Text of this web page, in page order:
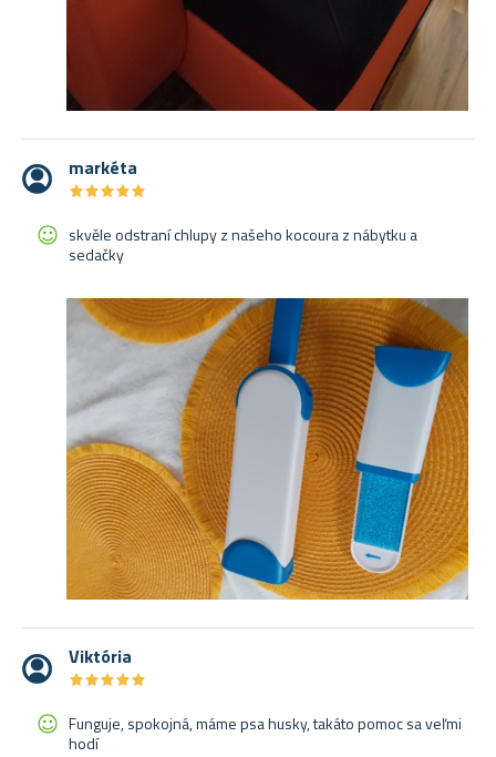
markéta
★★★★★
★★★★★
skvěle odstraní chlupy z našeho kocoura z nábytku a
sedačky
Viktória
★★★★★
★★★★★
Funguje, spokojná, máme psa husky, takáto pomoc sa veľmi
hodí